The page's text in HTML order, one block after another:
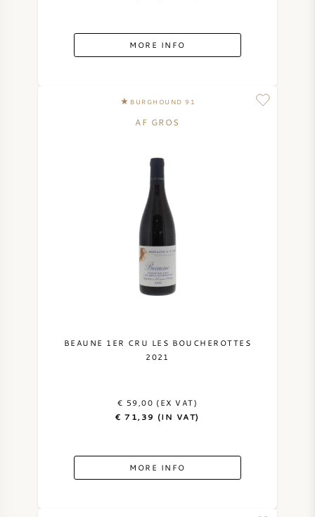
MORE INFO
BURGHOUND 91
AF GROS
BEAUNE 1ER CRU LES BOUCHEROTTES
2021
€ 59,00 (EX VAT)
€ 71,39 (IN VAT)
MORE INFO